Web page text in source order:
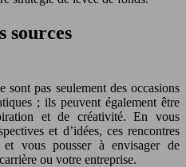
sources
sont pas seulement des occasions
; ils peuvent également être
et de créativité. En vous
et d’idées, ces rencontres
vous pousser à envisager de
ou votre entreprise.